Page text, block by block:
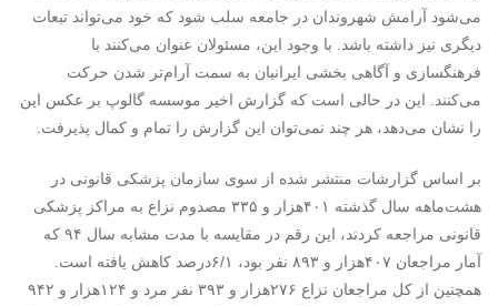
می‌شود آرامش شهروندان در جامعه سلب شود که خود می‌تواند تبعات
دیگری نیز داشته باشد. با وجود این، مسئولان عنوان می‌کنند با
فرهنگسازی و آگاهی بخشی ایرانیان به سمت آرام‌تر شدن حرکت
می‌کنند. این در حالی است که گزارش اخیر موسسه گالوپ بر عکس این
را نشان می‌دهد، هر چند نمی‌توان این گزارش را تمام و کمال پذیرفت.
بر اساس گزارشات منتشر شده از سوی سازمان پزشکی قانونی در
هشت‌ماهه سال گذشته ۴۰۱‌هزار و ۳۳۵ مصدوم نزاع به مراکز پزشکی
قانونی مراجعه کردند، این رقم در مقایسه با مدت مشابه سال ۹۴ که
آمار مراجعان ۴۰۷‌هزار و ۸۹۳ نفر بود، ۶/۱‌درصد کاهش یافته است.
همچنین از کل مراجعان نزاع ۲۷۶‌هزار و ۳۹۳ نفر مرد و ۱۲۴‌هزار و ۹۴۲